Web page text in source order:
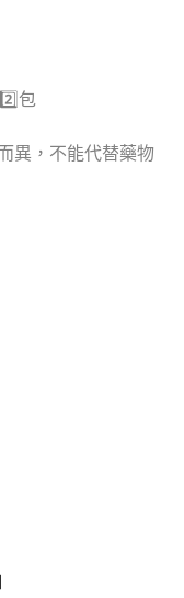
包
異，不能代替藥物